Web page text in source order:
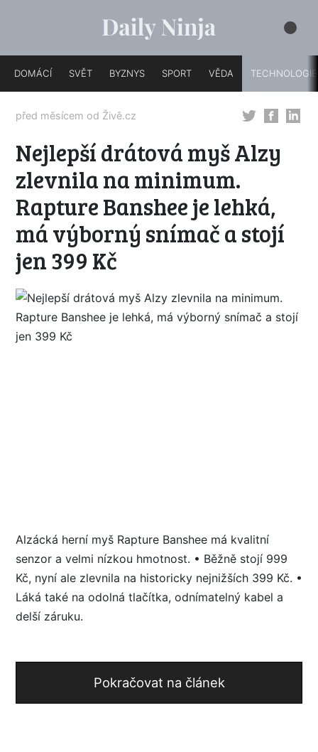
DOMÁCÍ SVĚT BYZNYS SPORT VĚDA TECHNOLOGIE
před měsícem od Živě.cz
Nejlepší drátová myš Alzy
zlevnila na minimum.
Rapture Banshee je lehká,
má výborný snímač a stojí
jen 399 Kč
Alzácká herní myš Rapture Banshee má kvalitní
senzor a velmi nízkou hmotnost. • Běžně stojí 999
Kč, nyní ale zlevnila na historicky nejnižších 399 Kč. •
Láká také na odolná tlačítka, odnímatelný kabel a
delší záruku.
Pokračovat na článek